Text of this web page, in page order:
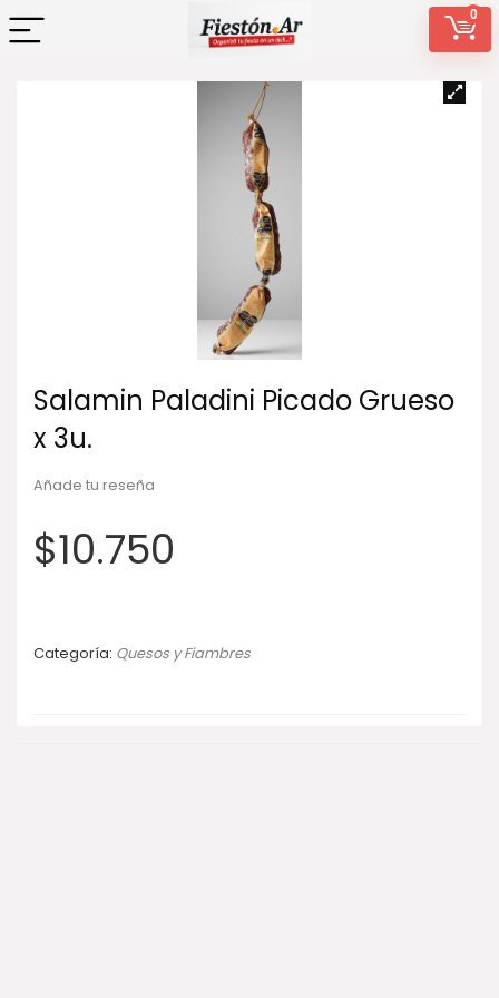
0
Salamin Paladini Picado Grueso
x 3u.
Añade tu reseña
$10.750
Categoría: Quesos y Fiambres